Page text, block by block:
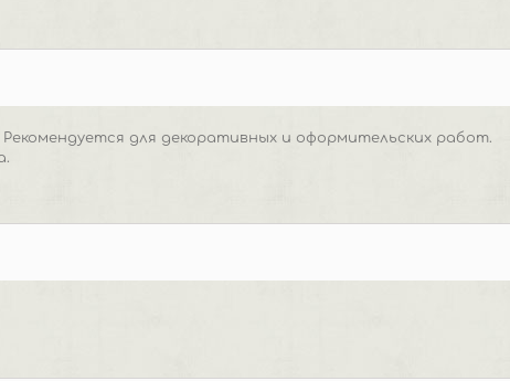
для декоративных и оформительских работ.